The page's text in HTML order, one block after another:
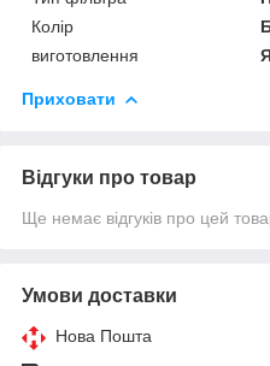
Колір
виготовлення
Приховати
Відгуки про товар
Ще немає відгуків про цей
Умови доставки
Нова Пошта